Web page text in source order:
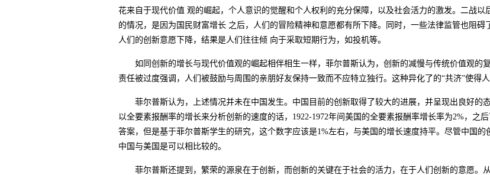
花来自于现代价值 观的崛起，个人意识的觉醒和个人权利的充分保障，以及社会活力的激发。二战
的情况，是因为国民财富增长 之后，人们的冒险精神和意愿都有所下降。同时，一些法律监管也阻
人们的创新意愿下降，结果是人们往往倾 向于采取短期行为，如投机等。
如同创新的增长与现代价值观的崛起相伴相生一样，菲尔普斯认为，创新的减慢与传统价值观的
责任被过度强调，人们被鼓励与周围的亲朋好友保持一致而不应特立独行。这种异化了的“共济”使得
菲尔普斯认为，上述情况并未在中国发生。中国目前的创新取得了较大的进展，并呈现出良好的
以全要素报酬率的增长来分析创新的速度的话， 1922-1972年间美国的全要素报酬率增长率为2%，之
答案，但是基于菲尔普斯学生的研究，这个数字应该是1%左右，与美国的增长速度持平。尽管中国的
中国与美国是可以相比较的。
菲尔普斯还提到，繁荣的源泉在于创新，而创新的关键在于社会的活力，在于人们创新的意愿。